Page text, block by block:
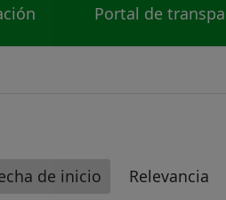
Portal de
de inicio Relevancia